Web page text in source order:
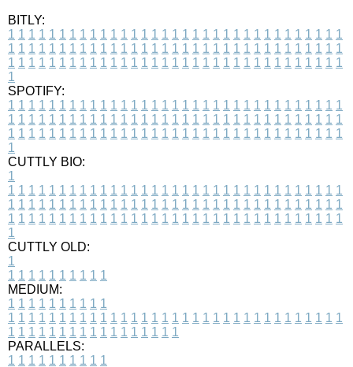
BITLY:
1 1 1 1 1 1 1 1 1 1 1 1 1 1 1 1 1 1 1 1 1 1 1 1 1 1 1 1 1 1 1 1 1
1 1 1 1 1 1 1 1 1 1 1 1 1 1 1 1 1 1 1 1 1 1 1 1 1 1 1 1 1 1 1 1 1
1 1 1 1 1 1 1 1 1 1 1 1 1 1 1 1 1 1 1 1 1 1 1 1 1 1 1 1 1 1 1 1 1
1
SPOTIFY:
1 1 1 1 1 1 1 1 1 1 1 1 1 1 1 1 1 1 1 1 1 1 1 1 1 1 1 1 1 1 1 1 1
1 1 1 1 1 1 1 1 1 1 1 1 1 1 1 1 1 1 1 1 1 1 1 1 1 1 1 1 1 1 1 1 1
1 1 1 1 1 1 1 1 1 1 1 1 1 1 1 1 1 1 1 1 1 1 1 1 1 1 1 1 1 1 1 1 1
1
CUTTLY BIO:
1
1 1 1 1 1 1 1 1 1 1 1 1 1 1 1 1 1 1 1 1 1 1 1 1 1 1 1 1 1 1 1 1 1
1 1 1 1 1 1 1 1 1 1 1 1 1 1 1 1 1 1 1 1 1 1 1 1 1 1 1 1 1 1 1 1 1
1 1 1 1 1 1 1 1 1 1 1 1 1 1 1 1 1 1 1 1 1 1 1 1 1 1 1 1 1 1 1 1 1
1
CUTTLY OLD:
1
1 1 1 1 1 1 1 1 1 1
MEDIUM:
1 1 1 1 1 1 1 1 1 1
1 1 1 1 1 1 1 1 1 1 1 1 1 1 1 1 1 1 1 1 1 1 1 1 1 1 1 1 1 1 1 1 1
1 1 1 1 1 1 1 1 1 1 1 1 1 1 1 1 1
PARALLELS:
1 1 1 1 1 1 1 1 1 1